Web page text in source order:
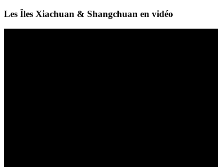
Les Îles Xiachuan & Shangchuan en vidéo